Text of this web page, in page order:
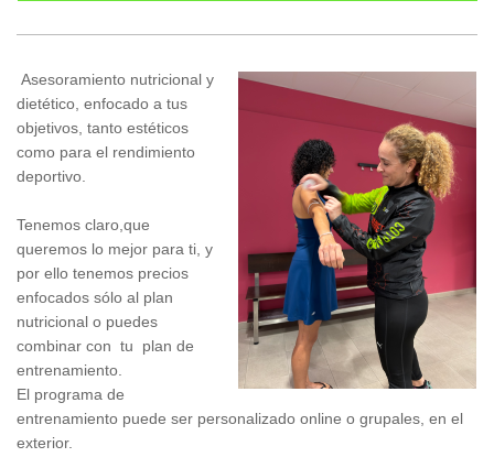
Asesoramiento nutricional y
dietético, enfocado a tus
objetivos, tanto estéticos
como para el rendimiento
deportivo.
Tenemos claro,que
queremos lo mejor para ti, y
por ello tenemos precios
enfocados sólo al plan
nutricional o puedes
combinar con tu plan de
entrenamiento.
El programa de
entrenamiento puede ser personalizado online o grupales, en el
exterior.